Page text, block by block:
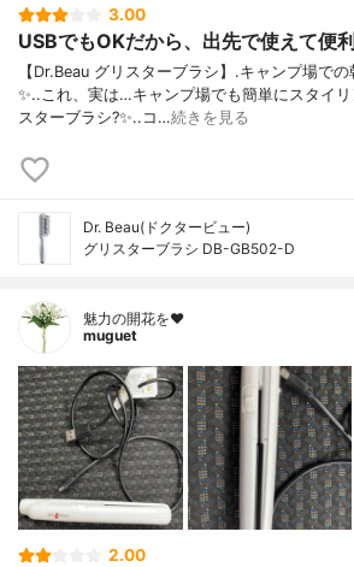
3.00
USBでもOKだから、出先で使えて便
【Dr.Beau グリスターブラシ】.キャンプ場で
✨..これ、実は…キャンプ場でも簡単にスタイ
スターブラシ?✨..コ…続きを見る
Dr. Beau(ドクタービュー)
グリスターブラシ DB-GB502-D
魅力の開花を❤︎
muguet
2.00